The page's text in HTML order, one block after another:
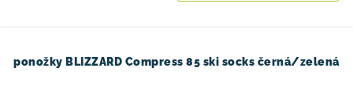
ponožky BLIZZARD Compress 85 ski socks černá/zelená